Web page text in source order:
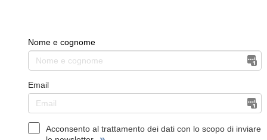
Nome e cognome
Email
Acconsento al trattamento dei dati con lo scopo di inviare